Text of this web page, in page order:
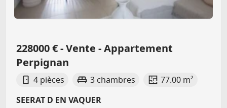
228000 € - Vente - Appartement
Perpignan
4 pièces 3 chambres
77.00 m²
SEERAT D EN VAQUER